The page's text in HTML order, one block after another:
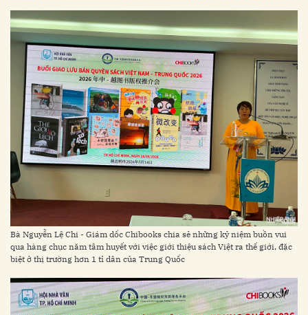
Bà Nguyễn Lệ Chi - Giám dốc Chibooks chia sẻ những kỷ niệm buồn vui
qua hàng chục năm tâm huyết với việc giới thiệu sách Việt ra thế giới, đặc
biệt ở thị trường hơn 1 tỉ dân của Trung Quốc